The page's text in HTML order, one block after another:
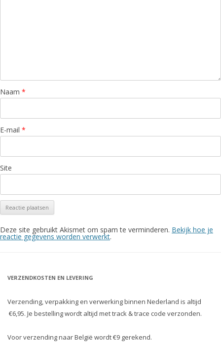
Naam *
E-mail *
Site
Deze site gebruikt Akismet om spam te verminderen. Bekijk hoe je
reactie gegevens worden verwerkt.
VERZENDKOSTEN EN LEVERING
Verzending, verpakking en verwerking binnen Nederland is altijd
€6,95. Je bestelling wordt altijd met track & trace code verzonden.
Voor verzending naar België wordt €9 gerekend.